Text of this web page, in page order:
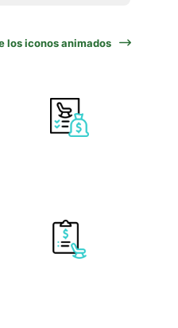
los iconos animados